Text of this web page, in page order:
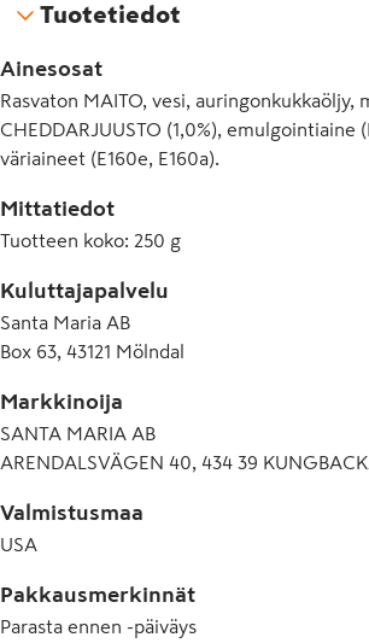
kastiketta.
Tuotetiedot
Ainesosat
Rasvaton MAITO, vesi, auringonkukkaöljy,
CHEDDARJUUSTO (1,0%), emulgointiaine
väriaineet (E160e, E160a).
Mittatiedot
Tuotteen koko: 250 g
Kuluttajapalvelu
Santa Maria AB
Box 63, 43121 Mölndal
Markkinoija
SANTA MARIA AB
ARENDALSVÄGEN 40, 434 39
Valmistusmaa
USA
Pakkausmerkinnät
Parasta ennen -päiväys